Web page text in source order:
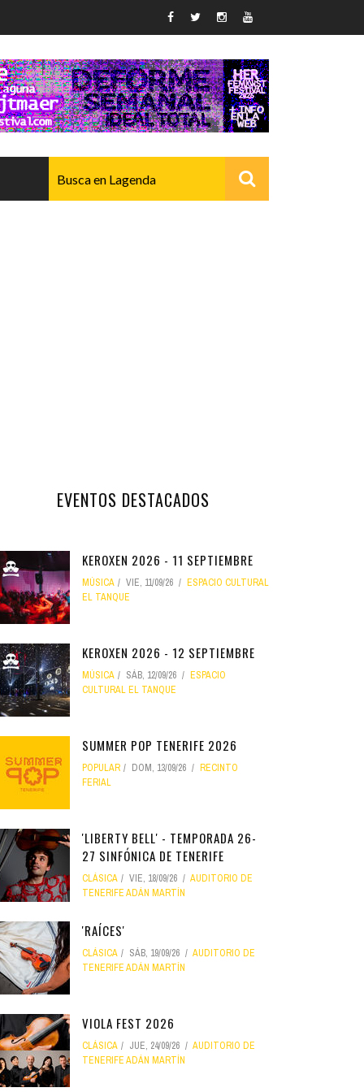
EVENTOS DESTACADOS
KEROXEN 2026 - 11 SEPTIEMBRE
MÚSICA VIE, 11/09/26
ESPACIO CULTURAL
EL TANQUE
KEROXEN 2026 - 12 SEPTIEMBRE
MÚSICA SÁB, 12/09/26
ESPACIO
CULTURAL EL TANQUE
SUMMER POP TENERIFE 2026
POPULAR DOM, 13/09/26
RECINTO
FERIAL
'LIBERTY BELL' - TEMPORADA 26-
27 SINFÓNICA DE TENERIFE
CLÁSICA VIE, 18/09/26
AUDITORIO DE
TENERIFE ADÁN MARTÍN
'RAÍCES'
CLÁSICA SÁB, 19/09/26
AUDITORIO DE
TENERIFE ADÁN MARTÍN
VIOLA FEST 2026
CLÁSICA JUE, 24/09/26
AUDITORIO DE
TENERIFE ADÁN MARTÍN